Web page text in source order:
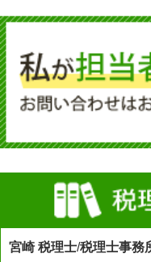
宮崎 税理士/税理士事務